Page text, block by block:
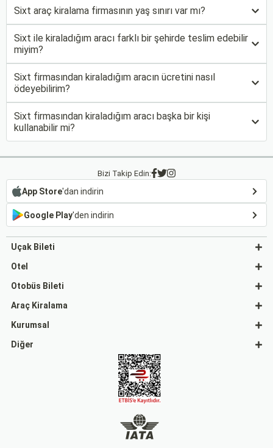
Sixt araç kiralama firmasının yaş sınırı var mı?
Sixt ile kiraladığım aracı farklı bir şehirde teslim edebilir
miyim?
Sixt firmasından kiraladığım aracın ücretini nasıl
ödeyebilirim?
Sixt firmasından kiraladığım aracı başka bir kişi
kullanabilir mi?
Bizi Takip Edin:
App Store'dan indirin
Google Play'den indirin
Uçak Bileti
Otel
Otobüs Bileti
Araç Kiralama
Kurumsal
Diğer